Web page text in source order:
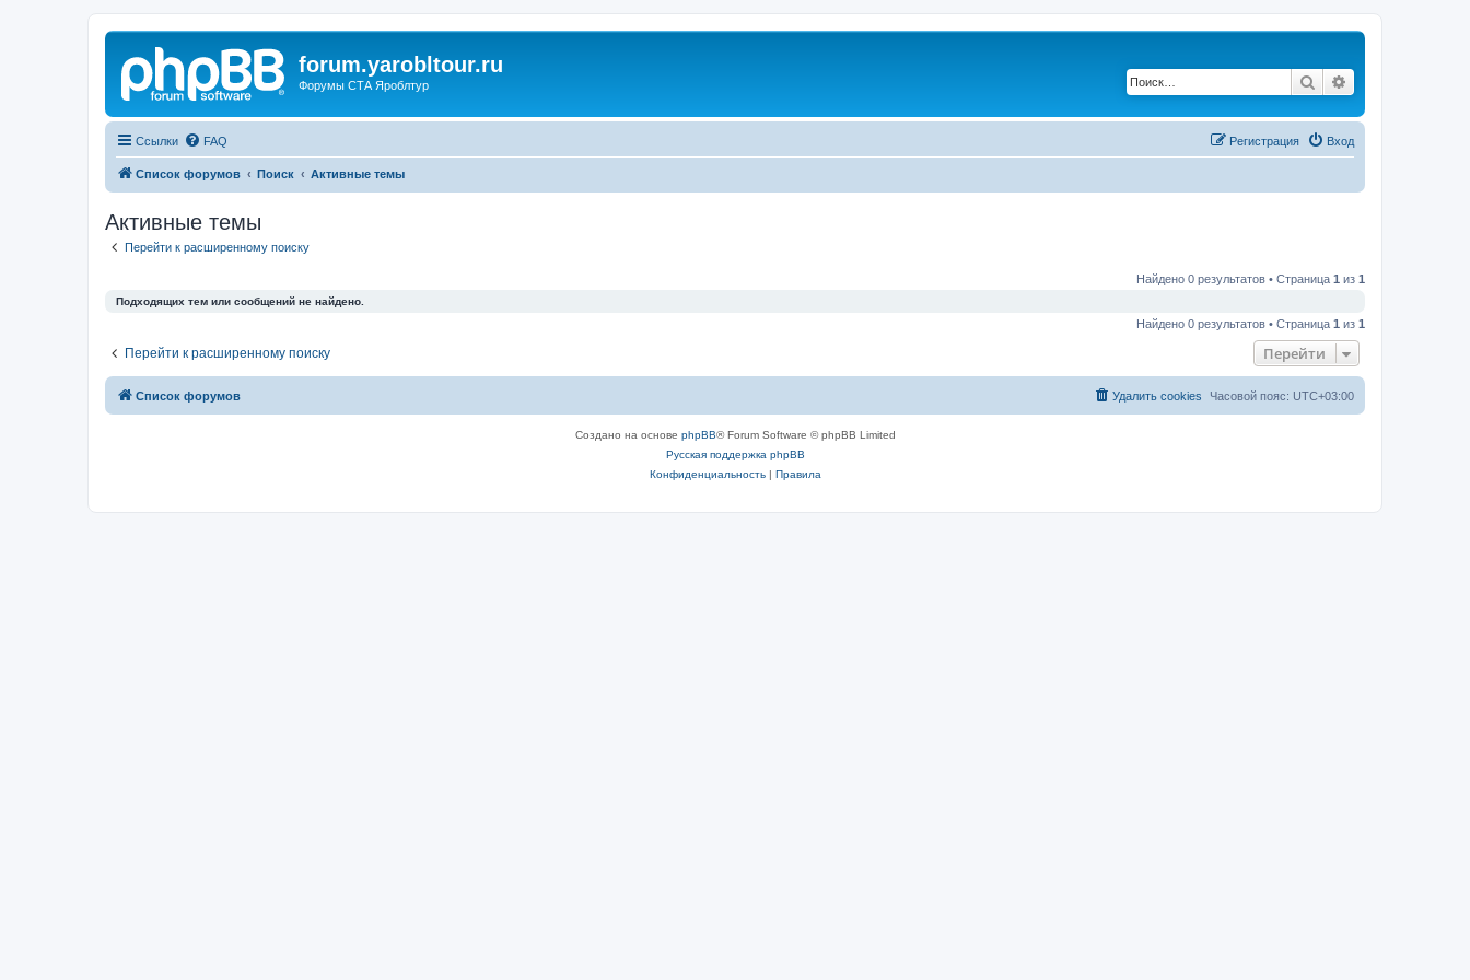
forum.yarobltour.ru
Форумы СТА Яроблтур Поиск
Ссылки FAQ Вход
Регистрация
Список форумов Поиск Активные темы
Активные темы
Перейти к расширенному поиску
Найдено 0 результатов • Страница 1 из 1
Подходящих тем или сообщений не найдено.
Найдено 0 результатов • Страница 1 из 1
Перейти к расширенному поиску Перейти
Список форумов Часовой пояс: UTC+03:00
Удалить cookies
Создано на основе phpBB® Forum Software © phpBB Limited
Русская поддержка phpBB
Конфиденциальность| Правила